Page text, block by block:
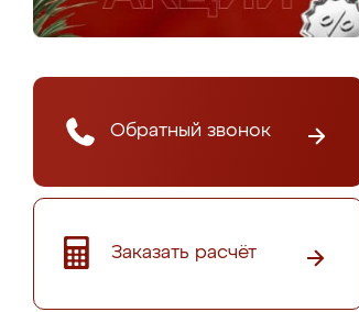
Обратный звонок
Заказать расчёт